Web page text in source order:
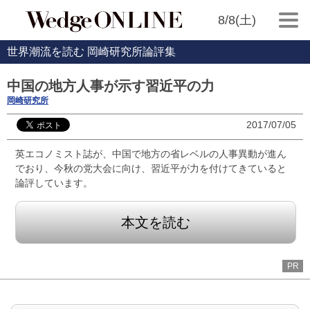
8/8(土)
世界潮流を読む 岡崎研究所論評集
中国の地方人事が示す習近平の力
岡崎研究所
2017/07/05
英エコノミスト誌が、中国で地方の省レベルの人事異動が進ん
でおり、今秋の党大会に向け、習近平が力を付けてきていると
論評しています。
本文を読む
PR